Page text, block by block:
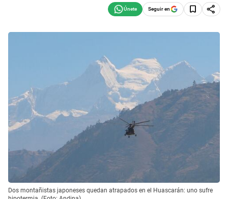
Seguir en
Dos montañistas japoneses quedan atrapados en el Huascarán: uno sufre